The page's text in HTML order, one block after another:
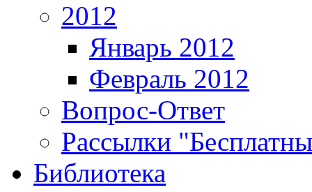
2012
Январь 2012
Февраль 2012
Вопрос-Ответ
Рассылки
Библиотека